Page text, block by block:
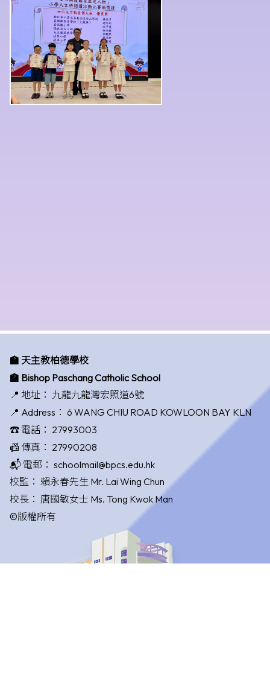
🏫 天主教柏德學校
🏫 Bishop Paschang Catholic School
📍 地址： 九龍九龍灣宏照道6號
📍 Address： 6 WANG CHIU ROAD KOWLOON BAY KLN
☎️ 電話： 27993003
📠 傳真： 27990208
📬 電郵： schoolmail@bpcs.edu.hk
校監： 賴永春先生 Mr. Lai Wing Chun
校長： 唐國敏女士 Ms. Tong Kwok Man
©版權所有